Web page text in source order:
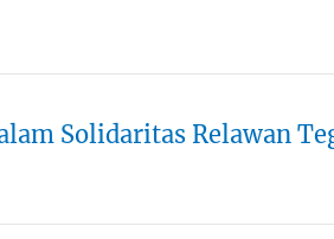
Solidaritas Relawan